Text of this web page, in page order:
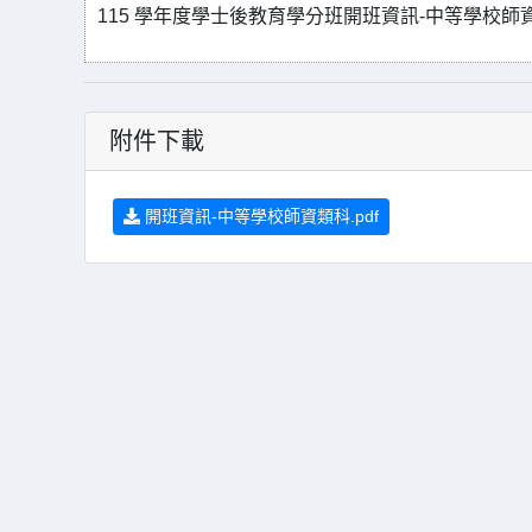
115 學年度學士後教育學分班開班資訊-中等學校師
附件下載
開班資訊-中等學校師資類科.pdf